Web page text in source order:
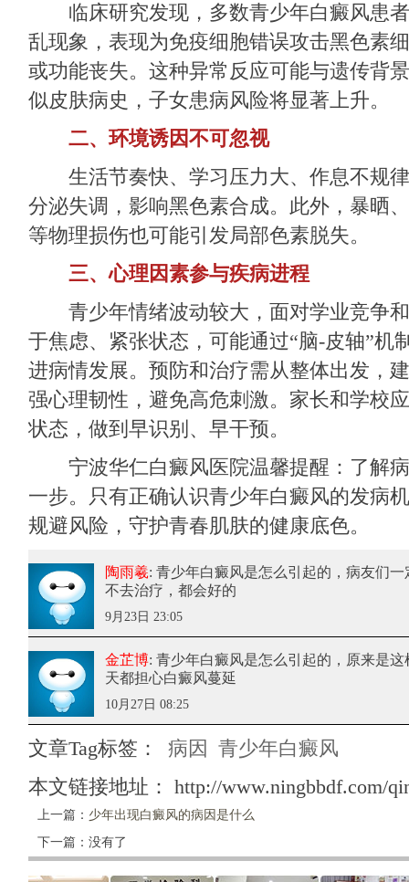
临床研究发现，多数青少年白癜风患者
乱现象，表现为免疫细胞错误攻击黑色素
或功能丧失。这种异常反应可能与遗传背
似皮肤病史，子女患病风险将显著上升。
二、环境诱因不可忽视
生活节奏快、学习压力大、作息不规律
分泌失调，影响黑色素合成。此外，暴晒
等物理损伤也可能引发局部色素脱失。
三、心理因素参与疾病进程
青少年情绪波动较大，面对学业竞争和
于焦虑、紧张状态，可能通过“脑-皮轴”机
进病情发展。预防和治疗需从整体出发，
强心理韧性，避免高危刺激。家长和学校
状态，做到早识别、早干预。
宁波华仁白癜风医院温馨提醒：了解
一步。只有正确认识青少年白癜风的发病
规避风险，守护青春肌肤的健康底色。
陶雨羲: 青少年白癜风是怎么引起的 ，病友们
不去治疗，都会好的
9月23日 23:05
金芷博: 青少年白癜风是怎么引起的 ，原来是
天都担心白癜风蔓延
10月27日 08:25
文章Tag标签： 病因 青少年白癜风
本文链接地址： http://www.ningbbdf.com/
上一篇： 少年出现白癜风的病因是什么
下一篇：没有了